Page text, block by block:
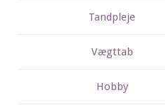
Tandpleje
Vægttab
Hobby